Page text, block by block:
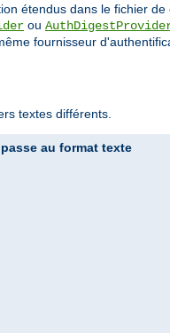
étendus dans le fichier
ou
fournisseur
textes différents.
au format texte